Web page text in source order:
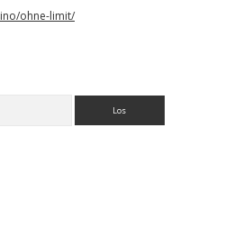
ohne-limit/